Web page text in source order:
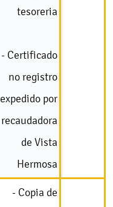
tesoreria
- Certificado
no registro
expedido por
recaudadora
de Vista
Hermosa
- Copia de